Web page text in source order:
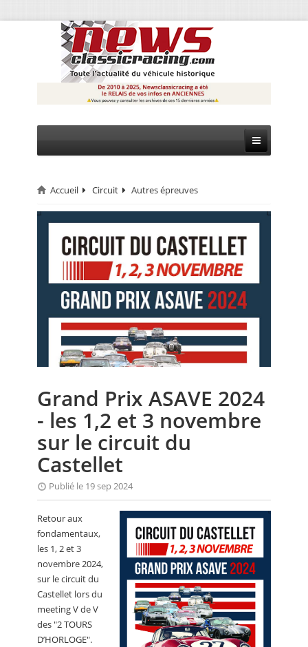
CIRCUIT
RALLYE
MONTAGNE
EVÈNEMENTS
CALENDRIER
FOCUS
ANNUAIRES
PETITES ANNONCES
Accueil Circuit Autres épreuves
Grand Prix ASAVE 2024
- les 1,2 et 3 novembre
sur le circuit du
Castellet
Publié le 19 sep 2024
Retour aux
fondamentaux,
les 1, 2 et 3
novembre 2024,
sur le circuit du
Castellet lors du
meeting V de V
des "2 TOURS
D’HORLOGE".